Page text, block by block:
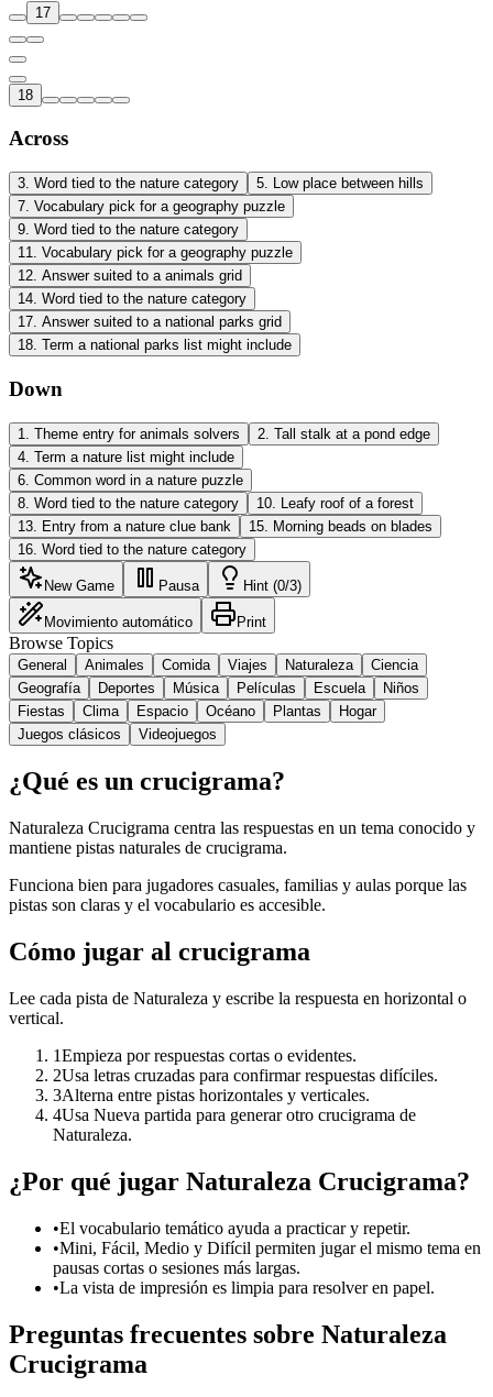
17
18
Across
3. Word tied to the nature category 5. Low place between hills
7. Vocabulary pick for a geography puzzle
9. Word tied to the nature category
11. Vocabulary pick for a geography puzzle
12. Answer suited to a animals grid
14. Word tied to the nature category
17. Answer suited to a national parks grid
18. Term a national parks list might include
Down
1 Theme entry for animals solvers 2 Tall stalk at a pond edge
4 Term a nature list might include
6 Common word in a nature puzzle
8 Word tied to the nature category 10 Leafy roof of a forest
13 Entry from a nature clue bank 15 Morning beads on blades
16 Word tied to the nature category
New Game Pausa Hint (0/3)
Movimiento automático Print
Browse Topics
General Animales Comida Viajes Naturaleza
Ciencia
Geografía
Deportes Música Películas Escuela
Niños
Fiestas
Clima Espacio Océano Plantas
Hogar
Juegos clásicos
Videojuegos
¿Qué es un crucigrama?
Naturaleza Crucigrama centra las respuestas en un tema conocido y
mantiene pistas naturales de crucigrama.
Funciona bien para jugadores casuales, familias y aulas porque las
pistas son claras y el vocabulario es accesible.
Cómo jugar al crucigrama
Lee cada pista de Naturaleza y escribe la respuesta en horizontal o
vertical.
1Empieza por respuestas cortas o evidentes.
2Usa letras cruzadas para confirmar respuestas difíciles.
3Alterna entre pistas horizontales y verticales.
4Usa Nueva partida para generar otro crucigrama de
Naturaleza.
¿Por qué jugar Naturaleza Crucigrama?
•El vocabulario temático ayuda a practicar y repetir.
•Mini, Fácil, Medio y Difícil permiten jugar el mismo tema en
pausas cortas o sesiones más largas.
•La vista de impresión es limpia para resolver en papel.
Preguntas frecuentes sobre Naturaleza
Crucigrama